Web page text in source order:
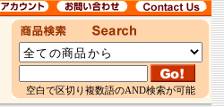
空白で区切り複数語のAND検索が可能